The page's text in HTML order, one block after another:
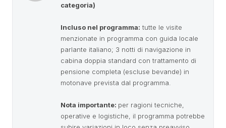
categoria)
Incluso nel programma: tutte le visite
menzionate in programma con guida locale
parlante italiano; 3 notti di navigazione in
cabina doppia standard con trattamento di
pensione completa (escluse bevande) in
motonave prevista dal programma.
Nota importante: per ragioni tecniche,
operative e logistiche, il programma potrebbe